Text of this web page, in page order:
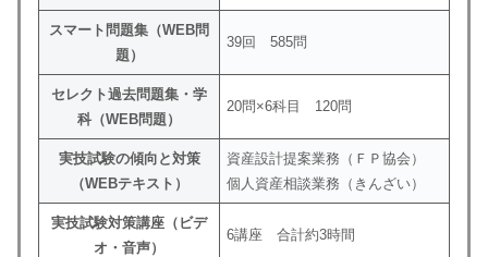
スマート問題集（WEB問
題）
39回 585問
セレクト過去問題集・学
科（WEB問題）
20問×6科目 120問
実技試験の傾向と対策
（WEBテキスト）
資産設計提案業務（ＦＰ協会）
個人資産相談業務（きんざい）
実技試験対策講座（ビデ
オ・音声）
6講座 合計約3時間